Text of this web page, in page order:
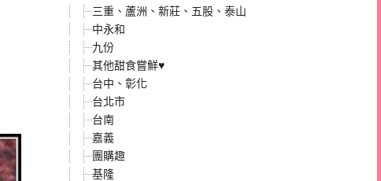
三重、蘆洲、新莊、五股、泰山
中永和
九份
其他甜食嘗鮮♥
台中、彰化
台北市
台南
嘉義
團購趣
基隆